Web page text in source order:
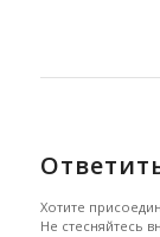
Хотите
Не стесняйтесь